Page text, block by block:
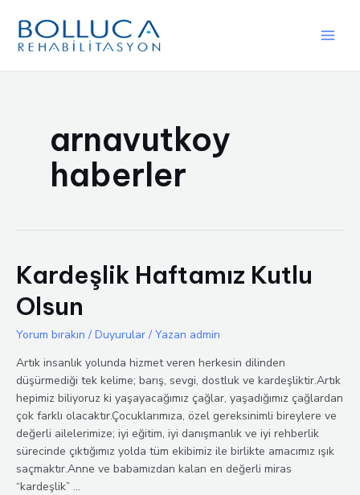
atla
arnavutkoy
haberler
Kardeşlik Haftamız Kutlu
Olsun
Yorum bırakın / Duyurular / Yazan admin
Artık insanlık yolunda hizmet veren herkesin dilinden
düşürmediği tek kelime; barış, sevgi, dostluk ve kardeşliktir.Artık
hepimiz biliyoruz ki yaşayacağımız çağlar, yaşadığımız çağlardan
çok farklı olacaktır.Çocuklarımıza, özel gereksinimli bireylere ve
değerli ailelerimize; iyi eğitim, iyi danışmanlık ve iyi rehberlik
sürecinde çıktığımız yolda tüm ekibimiz ile birlikte amacımız ışık
saçmaktır.Anne ve babamızdan kalan en değerli miras
“kardeşlik” …